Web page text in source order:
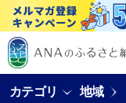
カテゴリ 地域